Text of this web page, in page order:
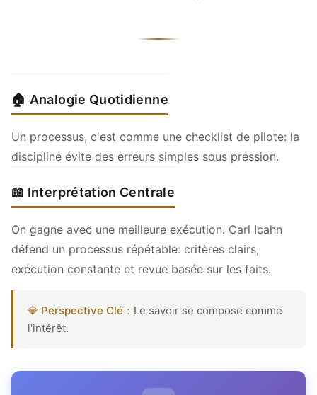
🏠 Analogie Quotidienne
Un processus, c'est comme une checklist de pilote: la
discipline évite des erreurs simples sous pression.
📖 Interprétation Centrale
On gagne avec une meilleure exécution. Carl Icahn
défend un processus répétable: critères clairs,
exécution constante et revue basée sur les faits.
💎 Perspective Clé： Le savoir se compose comme
l'intérêt.